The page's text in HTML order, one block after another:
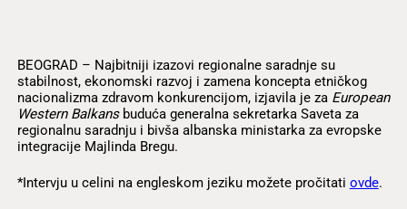
BEOGRAD – Najbitniji izazovi regionalne saradnje su
stabilnost, ekonomski razvoj i zamena koncepta etničkog
nacionalizma zdravom konkurencijom, izjavila je za European
Western Balkansbuduća generalna sekretarka Saveta za
regionalnu saradnju i bivša albanska ministarka za evropske
integracije Majlinda Bregu.
*Intervju u celini na engleskom jeziku možete pročitati ovde.